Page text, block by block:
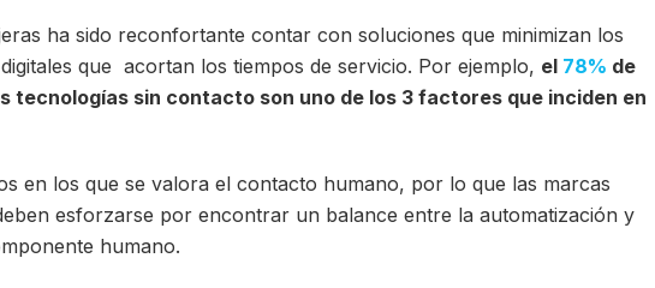
ha sido reconfortante contar con soluciones que minimizan los
que acortan los tiempos de servicio. Por ejemplo, el 78% de
tecnologías sin contacto son uno de los 3 factores que inciden en
en los que se valora el contacto humano, por lo que las marcas
esforzarse por encontrar un balance entre la automatización y
humano.